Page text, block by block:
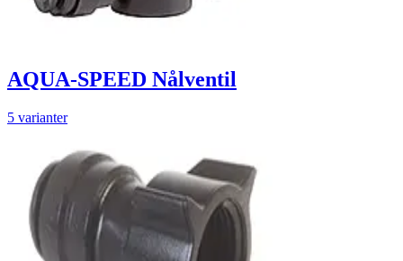
AQUA-SPEED Nålventil
5 varianter